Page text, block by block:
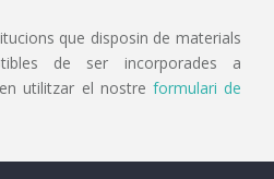
que disposin de materials
de ser incorporades a
utilitzar el nostre formulari de